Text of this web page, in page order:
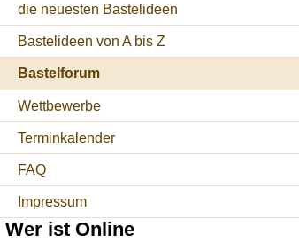
die neuesten Bastelideen
Bastelideen von A bis Z
Bastelforum
Wettbewerbe
Terminkalender
FAQ
Impressum
Wer ist Online